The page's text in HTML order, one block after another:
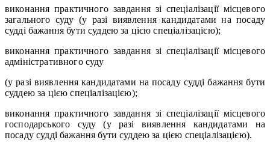
виконання практичного завдання зі спеціалізації місцевого
загального суду (у разі виявлення кандидатами на посаду
судді бажання бути суддею за цією спеціалізацією);
виконання практичного завдання зі спеціалізації місцевого
адміністративного суду
(у разі виявлення кандидатами на посаду судді бажання бути
суддею за цією спеціалізацією);
виконання практичного завдання зі спеціалізації місцевого
господарського суду (у разі виявлення кандидатами на
посаду судді бажання бути суддею за цією спеціалізацією).